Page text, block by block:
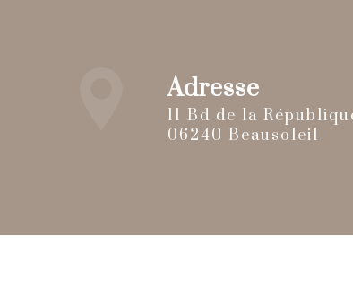
Adresse
11 Bd de la République,
06240 Beausoleil